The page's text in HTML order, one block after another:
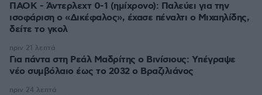
ΠΑΟΚ - Άντερλεχτ 0-1 (ημίχρονο): Παλεύει για την
ισοφάριση ο «Δικέφαλος», έχασε πέναλτι ο Μιχαηλίδης,
Για πάντα στη Ρεάλ Μαδρίτης ο Βινίσιους: Yπέγραψε
νέο συμβόλαιο έως το 2032 ο Βραζιλιάνος
πριν 21 λεπτά
πριν 24 λεπτά